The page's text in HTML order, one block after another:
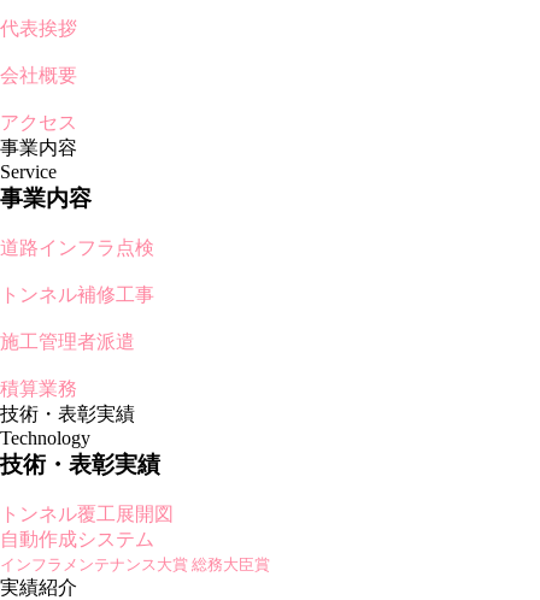
代表挨拶
会社概要
アクセス
事業内容
Service
事業内容
道路インフラ点検
トンネル補修工事
施工管理者派遣
積算業務
技術・表彰実績
Technology
技術・表彰実績
トンネル覆工展開図
自動作成システム
インフラメンテナンス大賞 総務大臣賞
実績紹介